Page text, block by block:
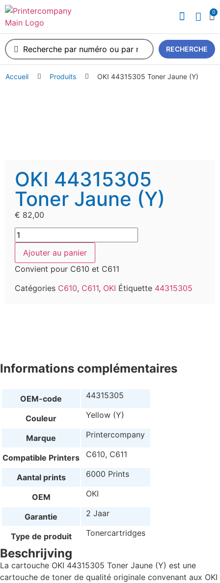
0
RECHERCHE
Accueil Produits OKI 44315305 Toner Jaune (Y)
OKI 44315305
Toner Jaune (Y)
€ 82,00
Ajouter au panier
Convient pour C610 et C611
Catégories C610, C611, OKI Étiquette 44315305
Informations complémentaires
OEM-code 44315305
Couleur Yellow (Y)
Marque Printercompany
Compatible Printers C610, C611
Aantal prints 6000 Prints
OEM OKI
Garantie 2 Jaar
Type de produit Tonercartridges
Beschrijving
La cartouche OKI 44315305 Toner Jaune (Y) est une
cartouche de toner de qualité originale convenant aux OKI